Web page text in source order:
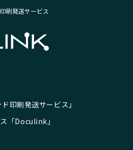
刷発送サービス
印刷発送サービス」
「Doculink」